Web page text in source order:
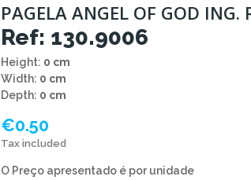
PAGELA ANGEL OF GOD ING.
Ref: 130.9006
Height: 0 cm
Width: 0 cm
Depth: 0 cm
€0.50
Tax included
O Preço apresentado é por unidade